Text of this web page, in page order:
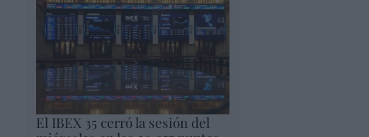
El IBEX 35 cerró la sesión del